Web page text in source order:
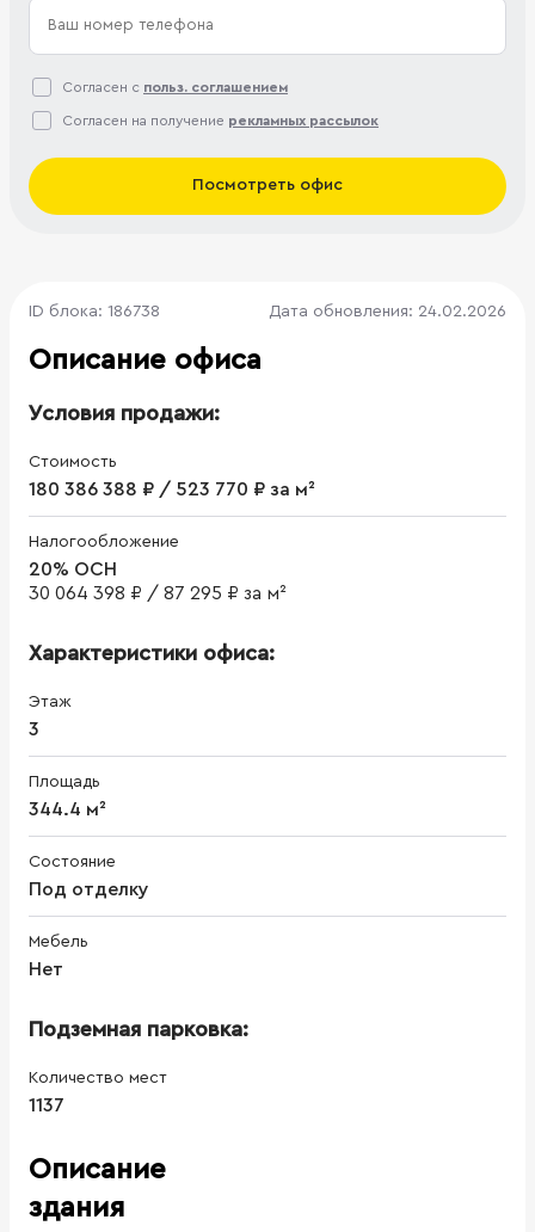
Согласен с польз. соглашением
Согласен на получение рекламных рассылок
Посмотреть офис
ID блока: 186738 Дата обновления: 24.02.2026
Описание офиса
Условия продажи:
Стоимость
180 386 388 ₽ / 523 770 ₽ за м²
Налогообложение
20% ОСН
30 064 398 ₽ / 87 295 ₽ за м²
Характеристики офиса:
Этаж
3
Площадь
344.4 м²
Состояние
Под отделку
Мебель
Нет
Подземная парковка:
Количество мест
1137
Описание
здания